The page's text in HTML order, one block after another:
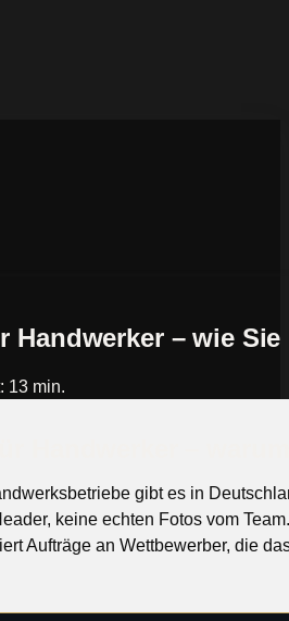
Handwerker – wie
13 min.
gibt es in
keine echten Fotos vom
Aufträge an Wettbewerber, die